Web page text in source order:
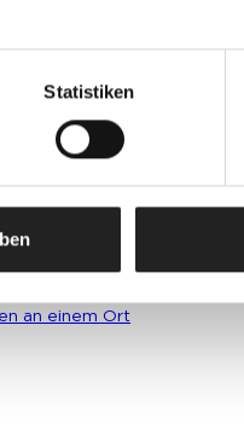
Statistiken
in deiner Nähe
entdecken
an einem Ort